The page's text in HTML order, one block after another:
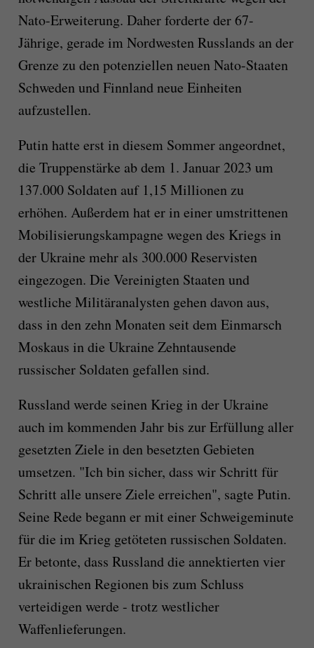
Nato-Erweiterung. Daher forderte der 67-
Jährige, gerade im Nordwesten Russlands an der
Grenze zu den potenziellen neuen Nato-Staaten
Schweden und Finnland neue Einheiten
aufzustellen.
Putin hatte erst in diesem Sommer angeordnet,
die Truppenstärke ab dem 1. Januar 2023 um
137.000 Soldaten auf 1,15 Millionen zu
erhöhen. Außerdem hat er in einer umstrittenen
Mobilisierungskampagne wegen des Kriegs in
der Ukraine mehr als 300.000 Reservisten
eingezogen. Die Vereinigten Staaten und
westliche Militäranalysten gehen davon aus,
dass in den zehn Monaten seit dem Einmarsch
Moskaus in die Ukraine Zehntausende
russischer Soldaten gefallen sind.
Russland werde seinen Krieg in der Ukraine
auch im kommenden Jahr bis zur Erfüllung aller
gesetzten Ziele in den besetzten Gebieten
umsetzen. "Ich bin sicher, dass wir Schritt für
Schritt alle unsere Ziele erreichen", sagte Putin.
Seine Rede begann er mit einer Schweigeminute
für die im Krieg getöteten russischen Soldaten.
Er betonte, dass Russland die annektierten vier
ukrainischen Regionen bis zum Schluss
verteidigen werde - trotz westlicher
Waffenlieferungen.